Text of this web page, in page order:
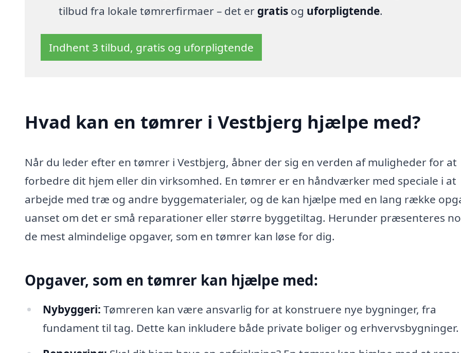
tilbud fra lokale tømrerfirmaer – det er gratisog uforpligtende.
Indhent 3 tilbud, gratis og uforpligtende
Hvad kan en tømrer i Vestbjerg hjælpe med?
Når du leder efter en tømrer i Vestbjerg, åbner der sig en verden af muligheder for at
forbedre dit hjem eller din virksomhed. En tømrer er en håndværker med speciale i at
arbejde med træ og andre byggematerialer, og de kan hjælpe med en lang række
uanset om det er små reparationer eller større byggetiltag. Herunder præsenteres
de mest almindelige opgaver, som en tømrer kan løse for dig.
Opgaver, som en tømrer kan hjælpe med:
Nybyggeri: Tømreren kan være ansvarlig for at konstruere nye bygninger, fra
fundament til tag. Dette kan inkludere både private boliger og erhvervsbygninger.